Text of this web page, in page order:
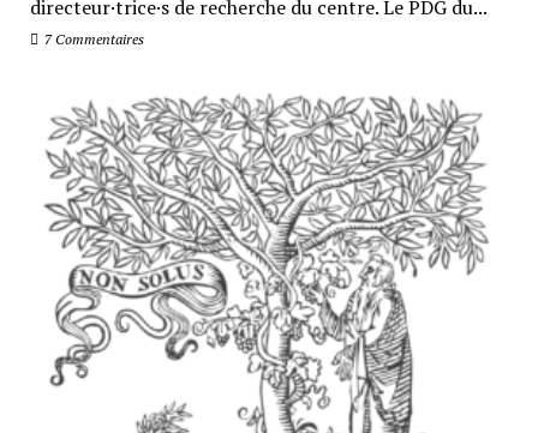
directeur·trice·s de recherche du centre. Le PDG du...
7 Commentaires